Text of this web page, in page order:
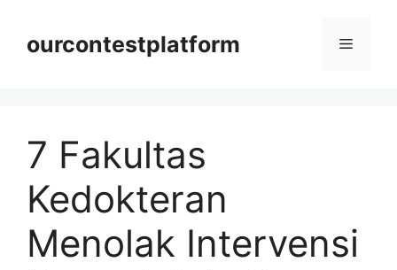
ourcontestplatform Menu
7 Fakultas
Kedokteran
Menolak Intervensi